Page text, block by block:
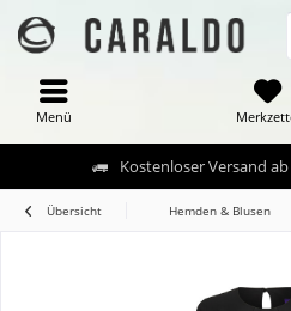
Kostenloser Versand
Menü
Übersicht Hemden & Blusen